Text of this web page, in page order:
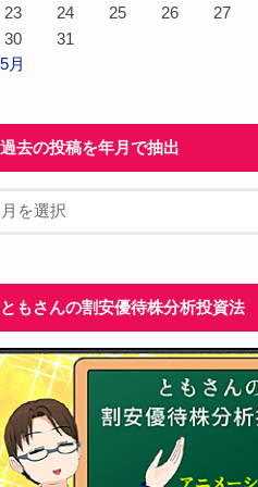
23 24 25 26 27
30
31
月
過去の投稿を年月で抽出
ともさんの割安優待株分析投資法